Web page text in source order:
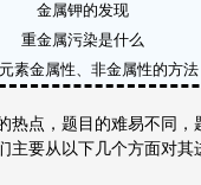
金属钾的发现
重金属污染是什么
素金属性、非金属性的方法
热点，题目的难易不同
主要从以下几个方面对其